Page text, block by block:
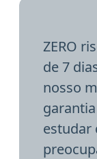
ZERO
de 7
nosso
estudar